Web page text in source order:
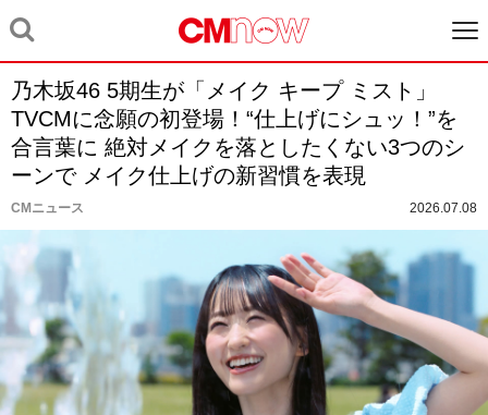
乃木坂46 5期生が「メイク キープ ミスト」
TVCMに念願の初登場！“仕上げにシュッ！”を
合言葉に 絶対メイクを落としたくない3つのシ
ーンで メイク仕上げの新習慣を表現
CMニュース 2026.07.08